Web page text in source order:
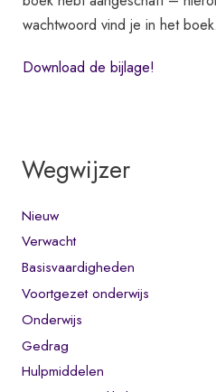
wachtwoord vind je in het
Download de bijlage!
Wegwijzer
Nieuw
Verwacht
Basisvaardigheden
Voortgezet onderwijs
Onderwijs
Gedrag
Hulpmiddelen